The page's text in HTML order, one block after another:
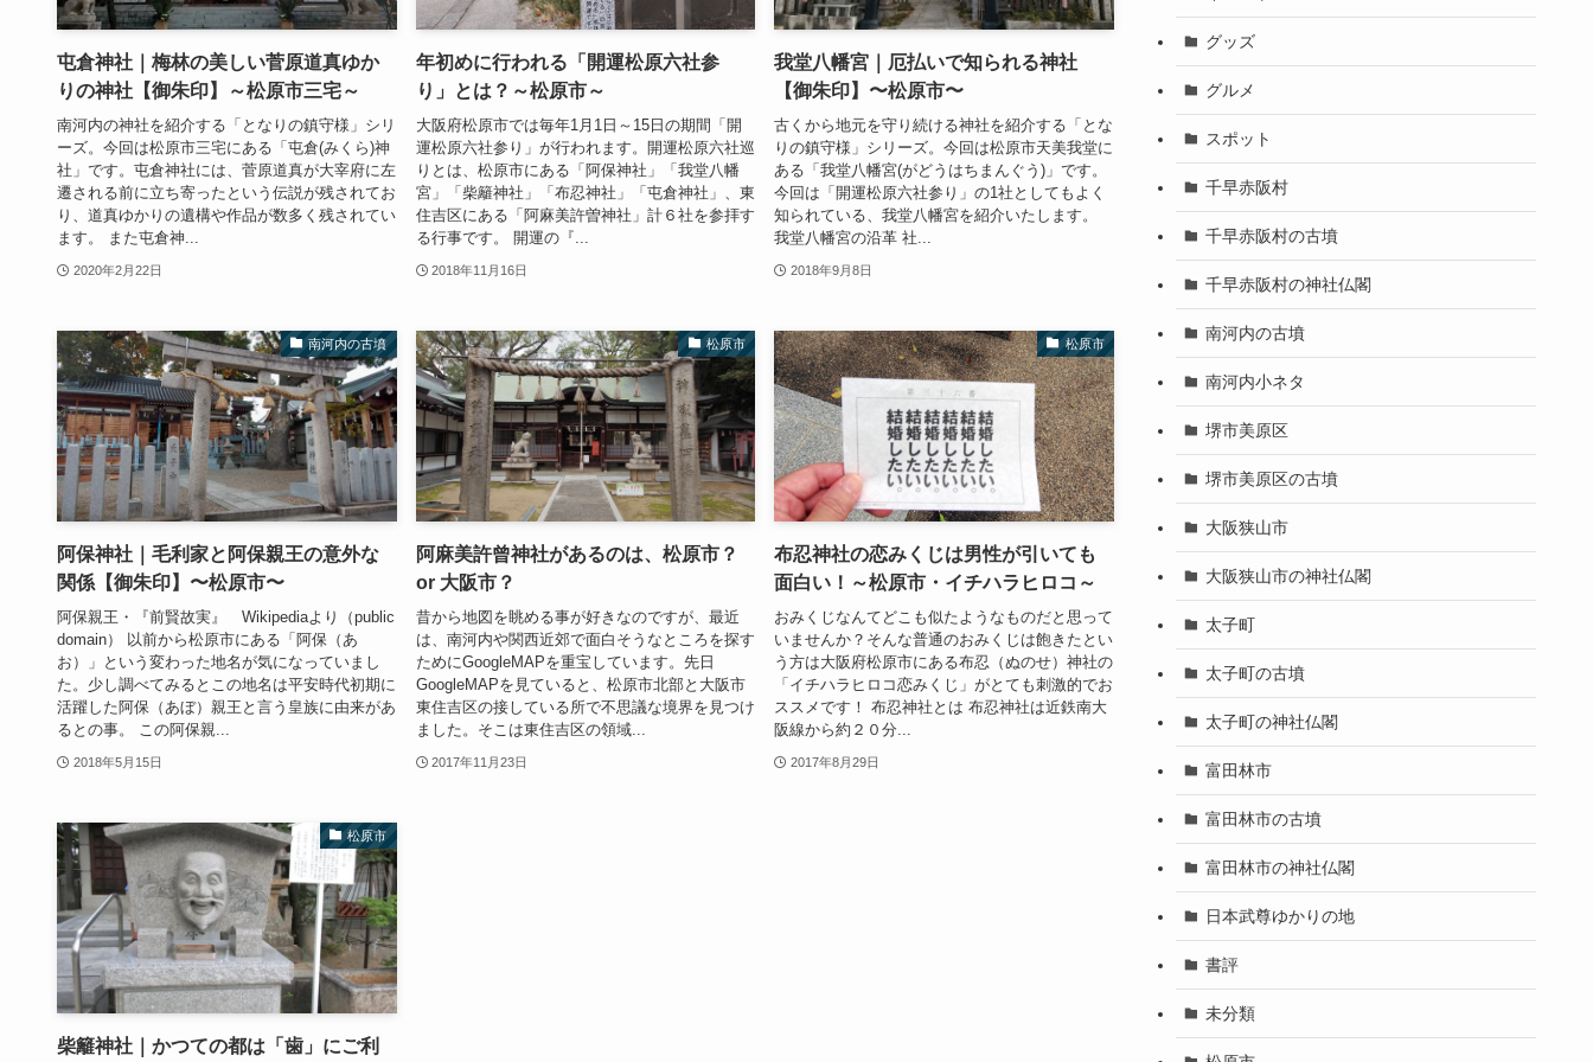
屯倉神社｜梅林の美しい菅原道真ゆか
りの神社【御朱印】～松原市三宅～
南河内の神社を紹介する「となりの鎮守様」シリ
ーズ。今回は松原市三宅にある「屯倉(みくら)神
社」です。屯倉神社には、菅原道真が大宰府に左
遷される前に立ち寄ったという伝説が残されてお
り、道真ゆかりの遺構や作品が数多く残されてい
ます。 また屯倉神...
2020年2月22日
年初めに行われる「開運松原六社参
り」とは？～松原市～
大阪府松原市では毎年1月1日～15日の期間「開
運松原六社参り」が行われます。開運松原六社巡
りとは、松原市にある「阿保神社」「我堂八幡
宮」「柴籬神社」「布忍神社」「屯倉神社」、東
住吉区にある「阿麻美許曽神社」計６社を参拝す
る行事です。 開運の『...
2018年11月16日
我堂八幡宮｜厄払いで知られる神社
【御朱印】〜松原市〜
古くから地元を守り続ける神社を紹介する「とな
りの鎮守様」シリーズ。今回は松原市天美我堂に
ある「我堂八幡宮(がどうはちまんぐう)」です。
今回は「開運松原六社参り」の1社としてもよく
知られている、我堂八幡宮を紹介いたします。
我堂八幡宮の沿革 社...
2018年9月8日
南河内の古墳
阿保神社｜毛利家と阿保親王の意外な
関係【御朱印】〜松原市〜
阿保親王・『前賢故実』 Wikipediaより（public
domain） 以前から松原市にある「阿保（あ
お）」という変わった地名が気になっていまし
た。少し調べてみるとこの地名は平安時代初期に
活躍した阿保（あぼ）親王と言う皇族に由来があ
るとの事。 この阿保親...
2018年5月15日
松原市
阿麻美許曾神社があるのは、松原市？
or 大阪市？
昔から地図を眺める事が好きなのですが、最近
は、南河内や関西近郊で面白そうなところを探す
ためにGoogleMAPを重宝しています。先日
GoogleMAPを見ていると、松原市北部と大阪市
東住吉区の接している所で不思議な境界を見つけ
ました。そこは東住吉区の領域...
2017年11月23日
松原市
布忍神社の恋みくじは男性が引いても
面白い！～松原市・イチハラヒロコ～
おみくじなんてどこも似たようなものだと思って
いませんか？そんな普通のおみくじは飽きたとい
う方は大阪府松原市にある布忍（ぬのせ）神社の
「イチハラヒロコ恋みくじ」がとても刺激的でお
ススメです！ 布忍神社とは 布忍神社は近鉄南大
阪線から約２０分...
2017年8月29日
松原市
柴籬神社｜かつての都は「歯」にご利
グッズ
グルメ
スポット
千早赤阪村
千早赤阪村の古墳
千早赤阪村の神社仏閣
南河内の古墳
南河内小ネタ
堺市美原区
堺市美原区の古墳
大阪狭山市
大阪狭山市の神社仏閣
太子町
太子町の古墳
太子町の神社仏閣
富田林市
富田林市の古墳
富田林市の神社仏閣
日本武尊ゆかりの地
書評
未分類